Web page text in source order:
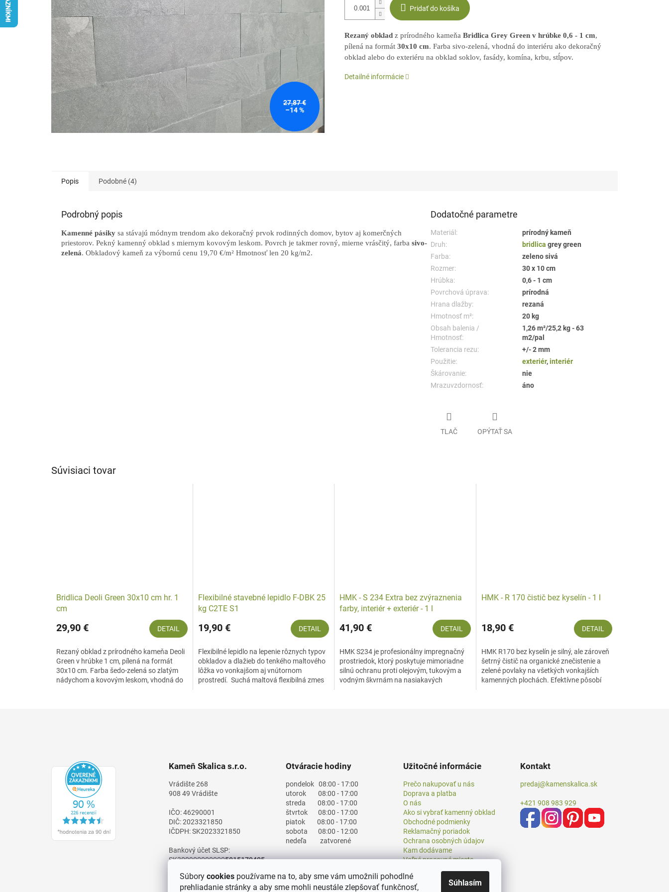
Súbory cookies používame na to, aby sme vám umožnili pohodlné
prehliadanie stránky a aby sme mohli neustále zlepšovať funkčnosť,
Súhlasím
27,87 €
–14 %
Pridať do košíka
Rezaný obklad z prírodného kameňa Bridlica Grey Green v hrúbke 0,6 - 1 cm,
pílená na formát 30x10 cm. Farba sivo-zelená, vhodná do interiéru ako dekoračný
obklad alebo do exteriéru na obklad soklov, fasády, komína, krbu, stĺpov.
Detailné informácie
Popis Podobné (4)
Podrobný popis
Kamenné pásiky sa stávajú módnym trendom ako dekoračný prvok rodinných domov, bytov aj komerčných
priestorov. Pekný kamenný obklad s miernym kovovým leskom. Povrch je takmer rovný, mierne vrásčitý, farba sivo-
zelená. Obkladový kameň za výbornú cenu 19,70 €/m² Hmotnosť len 20 kg/m2.
Dodatočné parametre
Materiál:
prírodný kameň
Druh:
bridlicagrey green
Farba:
zeleno sivá
Rozmer:
30 x 10 cm
Hrúbka:
0,6 - 1 cm
Povrchová úprava:
prírodná
Hrana dlažby:
rezaná
Hmotnosť m²:
20 kg
Obsah balenia /
Hmotnosť:
1,26 m²/25,2 kg - 63
m2/pal
Tolerancia rezu:
+/- 2 mm
Použitie:
exteriér,interiér
Škárovanie:
nie
Mrazuvzdornosť:
áno
TLAČ OPÝTAŤ SA
Súvisiaci tovar
Bridlica Deoli Green 30x10 cm hr. 1
cm
29,90 € DETAIL
Rezaný obklad z prírodného kameňa Deoli
Green v hrúbke 1 cm, pílená na formát
30x10 cm. Farba šedo-zelená so zlatým
nádychom a kovovým leskom, vhodná do
Flexibilné stavebné lepidlo F-DBK 25
kg C2TE S1
19,90 € DETAIL
Flexibilné lepidlo na lepenie rôznych typov
obkladov a dlažieb do tenkého maltového
lôžka vo vonkajšom aj vnútornom
prostredí. Suchá maltová flexibilná zmes
HMK - S 234 Extra bez zvýraznenia
farby, interiér + exteriér - 1 l
41,90 € DETAIL
HMK S234 je profesionálny impregnačný
prostriedok, ktorý poskytuje mimoriadne
silnú ochranu proti olejovým, tukovým a
vodným škvrnám na nasiakavých
HMK - R 170 čistič bez kyselín - 1 l
18,90 € DETAIL
HMK R170 bez kyselín je silný, ale zároveň
šetrný čistič na organické znečistenie a
zelené povlaky na všetkých vonkajších
kamenných plochách. Efektívne pôsobí
Kameň Skalica s.r.o.
Vrádište 268
908 49 Vrádište
IČO: 46290001
DIČ: 2023321850
IČDPH: SK2023321850
Bankový účet SLSP:
SK3009000000005015179405
Otváracie hodiny
pondelok 08:00 - 17:00
utorok 08:00 - 17:00
streda 08:00 - 17:00
štvrtok 08:00 - 17:00
piatok 08:00 - 17:00
sobota 08:00 - 12:00
nedeľa zatvorené
Užitočné informácie
Prečo nakupovať u nás
Doprava a platba
O nás
Ako si vybrať kamenný obklad
Obchodné podmienky
Reklamačný poriadok
Ochrana osobných údajov
Kam dodávame
Voľné pracovné miesta
Blog
Kontakt
predaj@kamenskalica.sk
+421 908 983 929